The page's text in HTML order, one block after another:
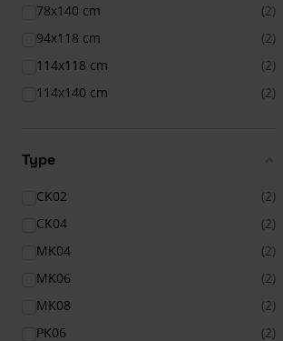
78x140 cm
(2)
94x118 cm
(2)
114x118 cm
(2)
114x140 cm
(2)
Type
CK02
(2)
CK04
(2)
MK04
(2)
MK06
(2)
MK08
(2)
PK06
(2)